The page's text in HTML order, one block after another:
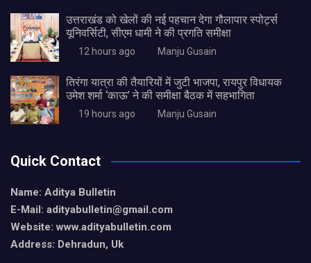
उत्तराखंड को खेलों की नई पहचान देगा गौलापार स्पोर्ट्स
यूनिवर्सिटी, सीएम धामी ने की प्रगति समीक्षा
12 hours ago Manju Gusain
तिरंगा यात्रा की तैयारियों में जुटी भाजपा, रायपुर विधायक
उमेश शर्मा ‘काऊ’ ने की समीक्षा बैठक में सहभागिता
19 hours ago Manju Gusain
Quick Contact
Name: Aditya Bulletin
E-Mail: adityabulletin@gmail.com
Website: www.adityabulletin.com
Address: Dehradun, Uk